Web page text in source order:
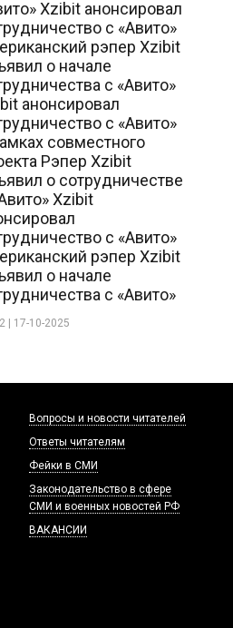
Xzibit анонсировал
с «Авито»
рэпер Xzibit
о начале
с «Авито»
анонсировал
с «Авито»
совместного
Рэпер Xzibit
о сотрудничестве
Xzibit
с «Авито»
рэпер Xzibit
о начале
с «Авито»
| 17-10-2025
Вопросы и новости читателей
Ответы читателям
Фейки в СМИ
Законодательство в сфере
СМИ и военных новостей РФ
ВАКАНСИИ